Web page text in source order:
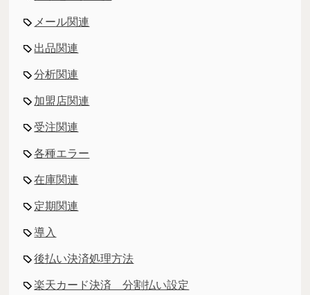
メール関連
出品関連
分析関連
加盟店関連
受注関連
各種エラー
在庫関連
定期関連
導入
後払い決済処理方法
楽天カード決済 分割払い設定